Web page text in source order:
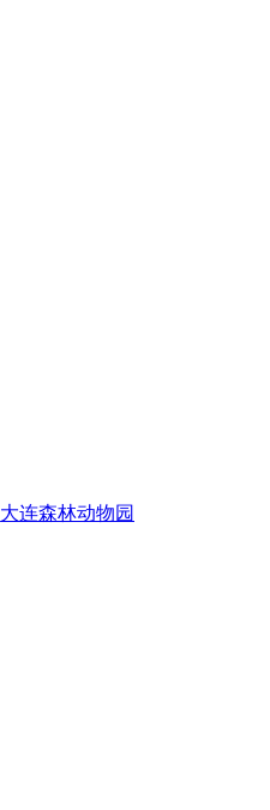
大连森林动物园